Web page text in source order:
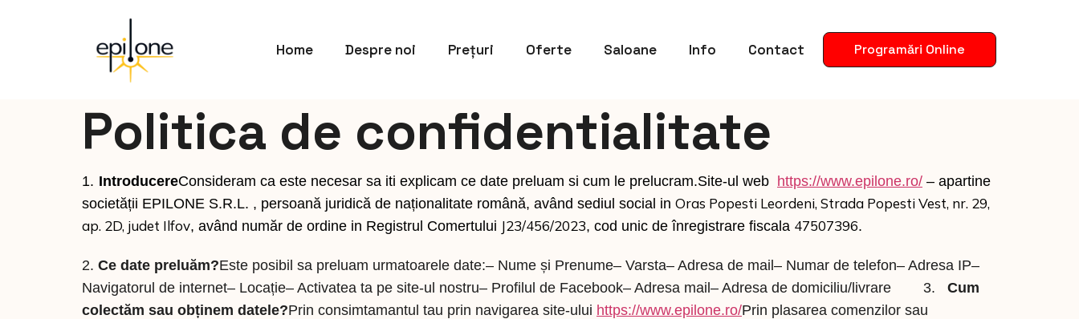
Home Despre noi Prețuri Oferte Saloane Info Contact Programări Online
Politica de confidentialitate
1. IntroducereConsideram ca este necesar sa iti explicam ce date preluam si cum le prelucram.Site-ul web https://www.epilone.ro/ – apartine
societății EPILONE S.R.L. , persoană juridică de naționalitate română, având sediul social in Oras Popesti Leordeni, Strada Popesti Vest, nr. 29,
ap. 2D, judet Ilfov, având număr de ordine in Registrul Comertului J23/456/2023, cod unic de înregistrare fiscala 47507396.
2. Ce date preluăm?Este posibil sa preluam urmatoarele date:– Nume și Prenume– Varsta– Adresa de mail– Numar de telefon– Adresa IP–
Navigatorul de internet– Locație– Activatea ta pe site-ul nostru– Profilul de Facebook– Adresa mail– Adresa de domiciliu/livrare 3. Cum
colectăm sau obținem datele?Prin consimtamantul tau prin navigarea site-ului https://www.epilone.ro/Prin plasarea comenzilor sau